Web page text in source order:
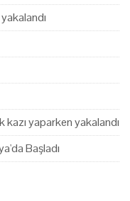
yaparken yakalandı
Başladı